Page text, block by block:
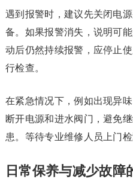
遇到报警时，建议先关闭电
备。如果报警消失，说明可
动后仍然持续报警，应停止
行检查。
在紧急情况下，例如出现异
断开电源和进水阀门，避免
患。等待专业维修人员上门
日常保养与减少故障